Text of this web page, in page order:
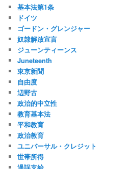
基本法第1条
ドイツ
ゴードン・グレンジャー
奴隷解放宣言
ジューンティーンス
Juneteenth
東京新聞
自由度
辺野古
政治的中立性
教育基本法
平和教育
政治教育
ユニバーサル・クレジット
世帯所得